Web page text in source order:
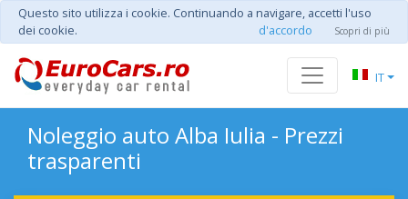
Questo sito utilizza i cookie. Continuando a navigare, accetti l'uso
dei cookie.
d'accordo Scopri di più
IT
Noleggio auto Alba Iulia - Prezzi
trasparenti